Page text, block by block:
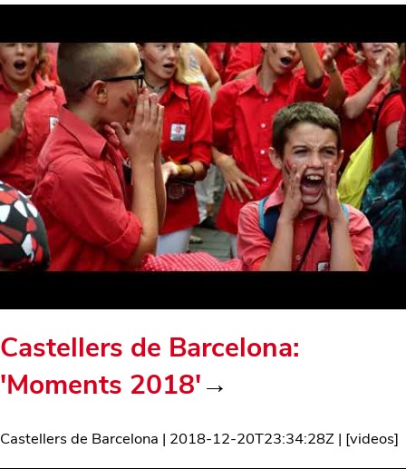
Castellers de Barcelona:
'Moments 2018'→
Castellers de Barcelona | 2018-12-20T23:34:28Z | [videos]